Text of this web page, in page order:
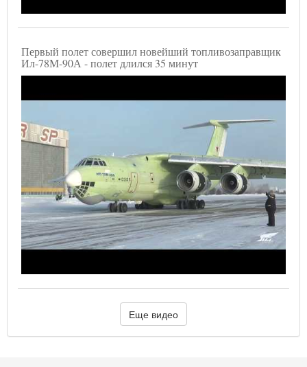
Первый полет совершил новейший топливозаправщик
Ил-78М-90А - полет длился 35 минут
Еще видео